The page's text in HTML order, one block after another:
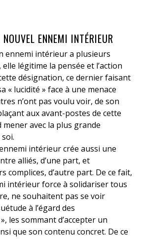
ENNEMI INTÉRIEUR
ennemi intérieur a plusieurs
légitime la pensée et l’action
désignation, ce dernier faisant
« lucidité » face à une menace
n’ont pas voulu voir, de son
aux avant-postes de cette
mener avec la plus grande
intérieur crée aussi une
alliés, d’une part, et
complices, d’autre part. De ce fait,
intérieur force à solidariser tous
ne souhaitent pas se voir
à l’égard des
les sommant d’accepter un
que son contenu concret. De ce